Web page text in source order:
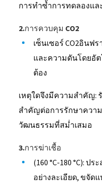
การทำซ้ำการทดลองแล
2.การควบคุม CO2
เซ็นเซอร์ CO2อินฟ
และความดันโดยอั
ต้อง
เหตุใดจึงมีความสำคัญ:
สำคัญต่อการรักษาควา
วัฒนธรรมที่สม่ำเสมอ
3.การฆ่าเชื้อ
(160 °C-180 °C): ป
อย่างละเอียด, ขจัด